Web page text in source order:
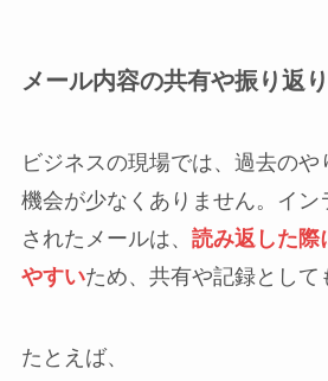
メール内容の共有や振り返
ビジネスの現場では、過去のや
機会が少なくありません。イン
されたメールは、 読み返した際
やすいため、共有や記録として
たとえば、